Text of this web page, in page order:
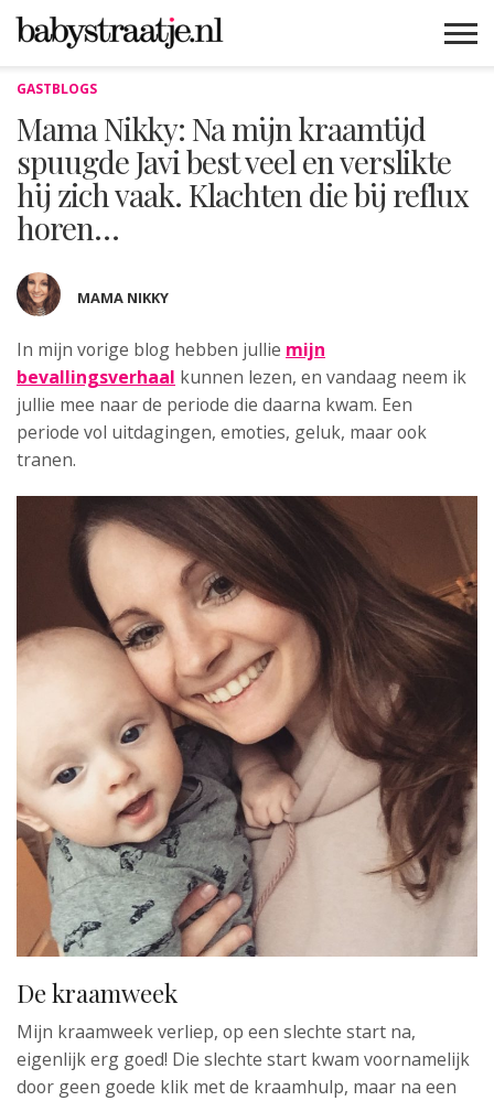
GASTBLOGS
Mama Nikky: Na mijn kraamtijd
spuugde Javi best veel en verslikte
hij zich vaak. Klachten die bij reflux
horen…
MAMA NIKKY
In mijn vorige blog hebben jullie mijn
bevallingsverhaal kunnen lezen, en vandaag neem ik
jullie mee naar de periode die daarna kwam. Een
periode vol uitdagingen, emoties, geluk, maar ook
tranen.
De kraamweek
Mijn kraamweek verliep, op een slechte start na,
eigenlijk erg goed! Die slechte start kwam voornamelijk
door geen goede klik met de kraamhulp, maar na een